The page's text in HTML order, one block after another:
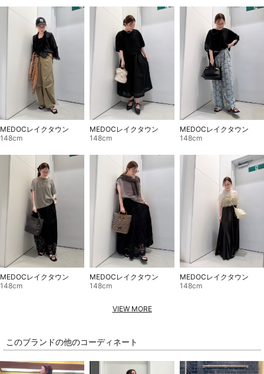
MEDOCレイクタウン
148cm
MEDOCレイクタウン
148cm
MEDOCレイクタウン
148cm
MEDOCレイクタウン
148cm
MEDOCレイクタウン
148cm
MEDOCレイクタウン
148cm
VIEW MORE
このブランドの他のコーディネート